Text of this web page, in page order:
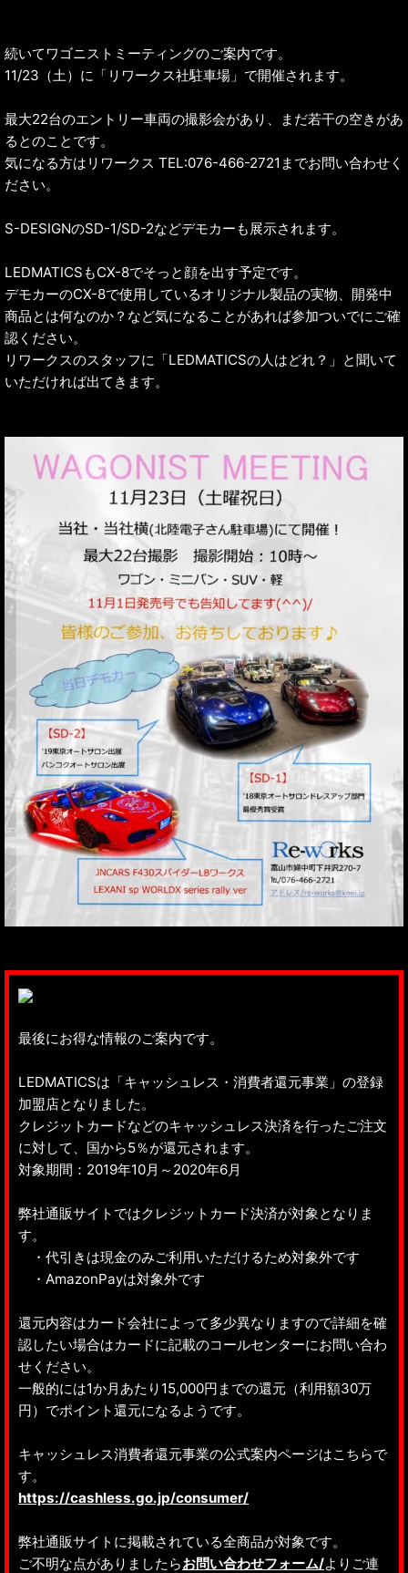
続いてワゴニストミーティングのご案内です。
11/23（土）に「リワークス社駐車場」で開催されます。
最大22台のエントリー車両の撮影会があり、まだ若干の空きがあ
るとのことです。
気になる方はリワークス TEL:076-466-2721までお問い合わせく
ださい。
S-DESIGNのSD-1/SD-2などデモカーも展示されます。
LEDMATICSもCX-8でそっと顔を出す予定です。
デモカーのCX-8で使用しているオリジナル製品の実物、開発中
商品とは何なのか？など気になることがあれば参加ついでにご確
認ください。
リワークスのスタッフに「LEDMATICSの人はどれ？」と聞いて
いただければ出てきます。
最後にお得な情報のご案内です。
LEDMATICSは「キャッシュレス・消費者還元事業」の登録
加盟店となりました。
クレジットカードなどのキャッシュレス決済を行ったご注文
に対して、国から5％が還元されます。
対象期間：2019年10月～2020年6月
弊社通販サイトではクレジットカード決済が対象となりま
す。
・代引きは現金のみご利用いただけるため対象外です
・AmazonPayは対象外です
還元内容はカード会社によって多少異なりますので詳細を確
認したい場合はカードに記載のコールセンターにお問い合わ
せください。
一般的には1か月あたり15,000円までの還元（利用額30万
円）でポイント還元になるようです。
キャッシュレス消費者還元事業の公式案内ページはこちらで
す。
https://cashless.go.jp/consumer/
弊社通販サイトに掲載されている全商品が対象です。
ご不明な点がありましたらお問い合わせフォーム/よりご連